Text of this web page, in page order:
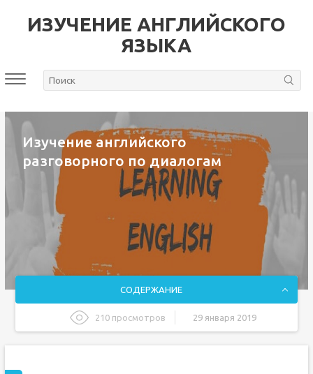
ИЗУЧЕНИЕ АНГЛИЙСКОГО
ЯЗЫКА
Изучение английского
разговорного по диалогам
СОДЕРЖАНИЕ
210 просмотров 29 января 2019